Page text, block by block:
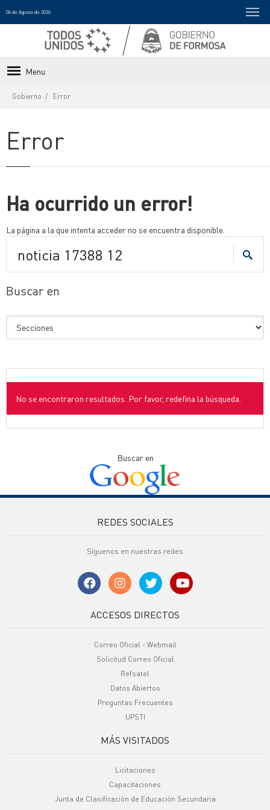
06 de Agosto de 2026
Menu
Gobierno Error
Error
Ha ocurrido un error!
La página a la que intenta acceder no se encuentra disponible.
Buscar en
No se encontraron resultados. Por favor, redefina la búsqueda.
Buscar en
REDES SOCIALES
Síguenos en nuestras redes
ACCESOS DIRECTOS
Correo Oficial - Webmail
Solicitud Correo Oficial
Refsatel
Datos Abiertos
Preguntas Frecuentes
UPSTI
MÁS VISITADOS
Licitaciones
Capacitaciones
Junta de Clasificación de Educación Secundaria